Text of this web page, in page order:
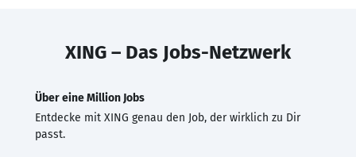
XING – Das Jobs-Netzwerk
Über eine Million Jobs
Entdecke mit XING genau den Job, der wirklich zu Dir
passt.